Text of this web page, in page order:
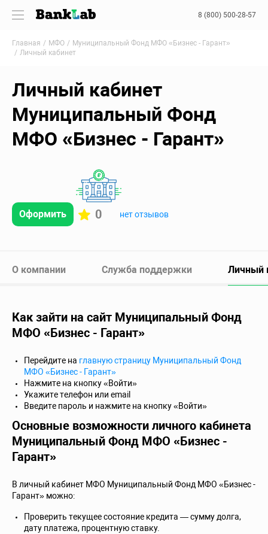
8 (800) 500-28-57
Главная МФО
Муниципальный Фонд МФО «Бизнес - Гарант»
Личный кабинет
Личный кабинет
Муниципальный Фонд
МФО «Бизнес - Гарант»
Оформить 0 нет отзывов
О компании Служба поддержки Личный
Как зайти на сайт Муниципальный Фонд
МФО «Бизнес - Гарант»
Перейдите на главную страницу Муниципальный Фонд
МФО «Бизнес - Гарант»
Нажмите на кнопку «Войти»
Укажите телефон или email
Введите пароль и нажмите на кнопку «Войти»
Основные возможности личного кабинета
Муниципальный Фонд МФО «Бизнес -
Гарант»
В личный кабинет МФО Муниципальный Фонд МФО «Бизнес -
Гарант» можно:
Проверить текущее состояние кредита — сумму долга,
дату платежа, процентную ставку.